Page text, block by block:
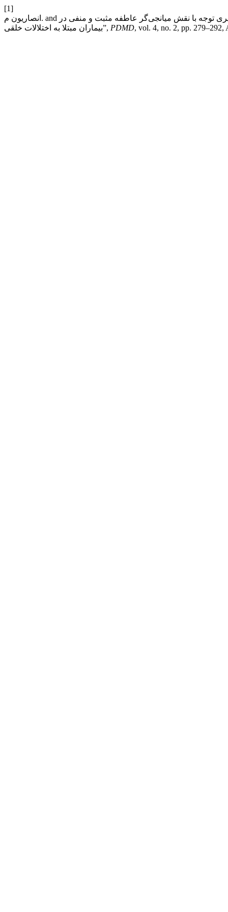
[1]
انصاریون م. and ضرغام حاجبی م. ., “پیش‌بینی حافظه کاذب بر اساس ذهنیت طرح‌واره‌ای و سوگیری توجه با نقش میانجی‌گر عاطفه مثبت و منفی در
بیماران مبتلا به اختلالات خلقی”, PDMD, vol. 4, no. 2, pp.